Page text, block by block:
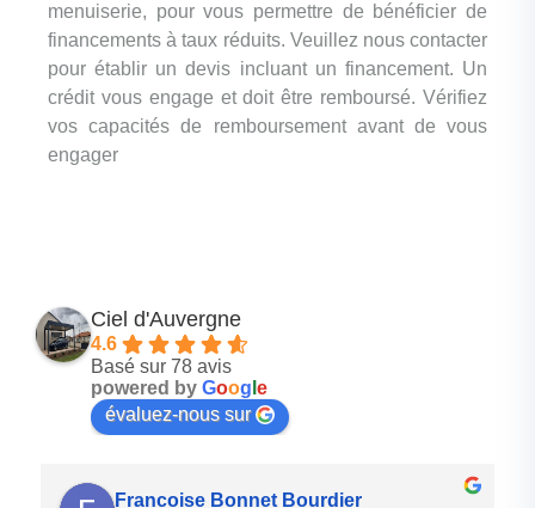
menuiserie, pour vous permettre de bénéficier de
financements à taux réduits. Veuillez nous contacter
pour établir un devis incluant un financement. Un
crédit vous engage et doit être remboursé. Vérifiez
vos capacités de remboursement avant de vous
engager
Ciel d'Auvergne
4.6
Basé sur 78 avis
powered by Goog e
évaluez-nous sur
Francoise Bonnet Bourdier